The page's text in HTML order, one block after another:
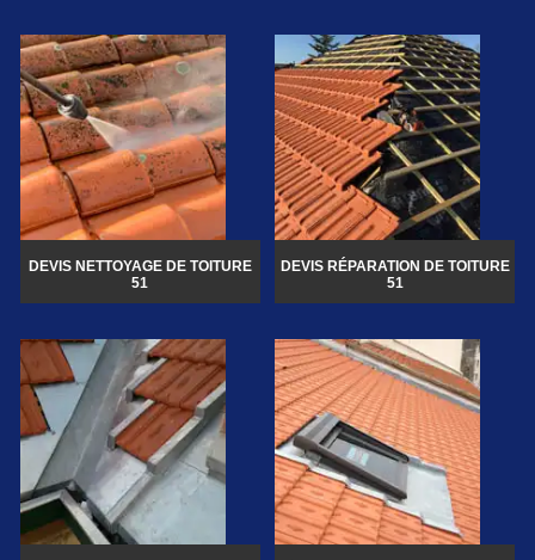
DEVIS NETTOYAGE DE TOITURE
51
DEVIS RÉPARATION DE TOITURE
51